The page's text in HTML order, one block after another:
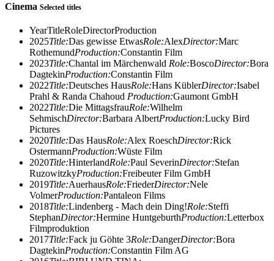
Cinema Selected titles
YearTitleRoleDirectorProduction
2025Title:Das gewisse EtwasRole:AlexDirector:Marc
RothemundProduction:Constantin Film
2023Title:Chantal im Märchenwald Role:BoscoDirector:Bora
DagtekinProduction:Constantin Film
2022Title:Deutsches HausRole:Hans KüblerDirector:Isabel
Prahl & Randa Chahoud Production:Gaumont GmbH
2022Title:Die MittagsfrauRole:Wilhelm
SehmischDirector:Barbara AlbertProduction:Lucky Bird
Pictures
2020Title:Das HausRole:Alex RoeschDirector:Rick
OstermannProduction:Wüste Film
2020Title:HinterlandRole:Paul SeverinDirector:Stefan
RuzowitzkyProduction:Freibeuter Film GmbH
2019Title:AuerhausRole:FriederDirector:Nele
VolmerProduction:Pantaleon Films
2018Title:Lindenberg - Mach dein Ding!Role:Steffi
StephanDirector:Hermine HuntgeburthProduction:Letterbox
Filmproduktion
2017Title:Fack ju Göhte 3Role:DangerDirector:Bora
DagtekinProduction:Constantin Film AG